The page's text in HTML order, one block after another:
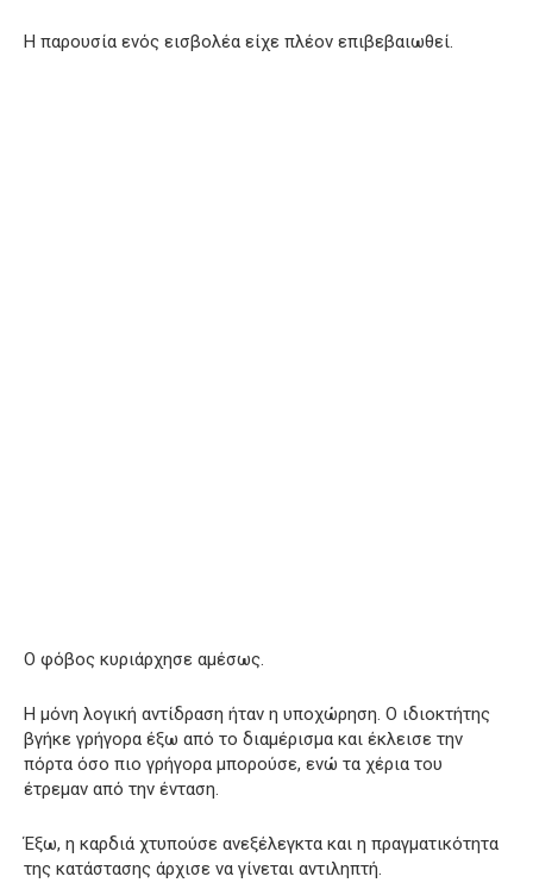
Η παρουσία ενός εισβολέα είχε πλέον επιβεβαιωθεί.
Ο φόβος κυριάρχησε αμέσως.
Η μόνη λογική αντίδραση ήταν η υποχώρηση. Ο ιδιοκτήτης
βγήκε γρήγορα έξω από το διαμέρισμα και έκλεισε την
πόρτα όσο πιο γρήγορα μπορούσε, ενώ τα χέρια του
έτρεμαν από την ένταση.
Έξω, η καρδιά χτυπούσε ανεξέλεγκτα και η πραγματικότητα
της κατάστασης άρχισε να γίνεται αντιληπτή.